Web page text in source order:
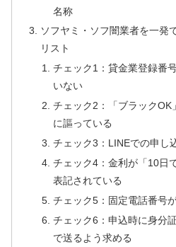
名称
ソフヤミ・ソフ闇業者を一発
リスト
チェック1：貸金業登録番
いない
チェック2：「ブラックOK
に謳っている
チェック3：LINEでの申し
チェック4：金利が「10日
表記されている
チェック5：固定電話番号
チェック6：申込時に身分
で送るよう求める